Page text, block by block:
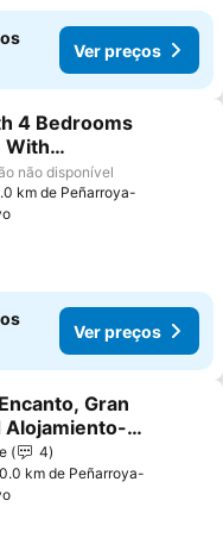
Ver preços
aos favoritos
4 Bedrooms
With
não disponível
km de Peñarroya-
Ver preços
aos favoritos
Gran
Alojamiento-
4
km de Peñarroya-